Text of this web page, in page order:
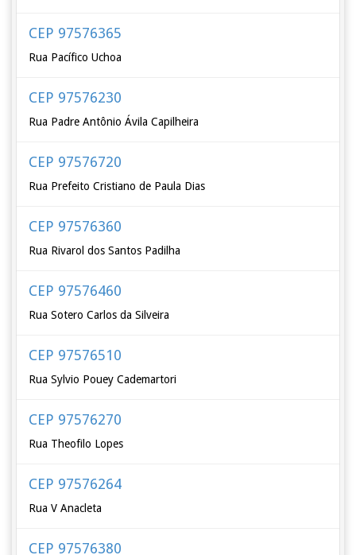
CEP 97576365
Rua Pacífico Uchoa
CEP 97576230
Rua Padre Antônio Ávila Capilheira
CEP 97576720
Rua Prefeito Cristiano de Paula Dias
CEP 97576360
Rua Rivarol dos Santos Padilha
CEP 97576460
Rua Sotero Carlos da Silveira
CEP 97576510
Rua Sylvio Pouey Cademartori
CEP 97576270
Rua Theofilo Lopes
CEP 97576264
Rua V Anacleta
CEP 97576380